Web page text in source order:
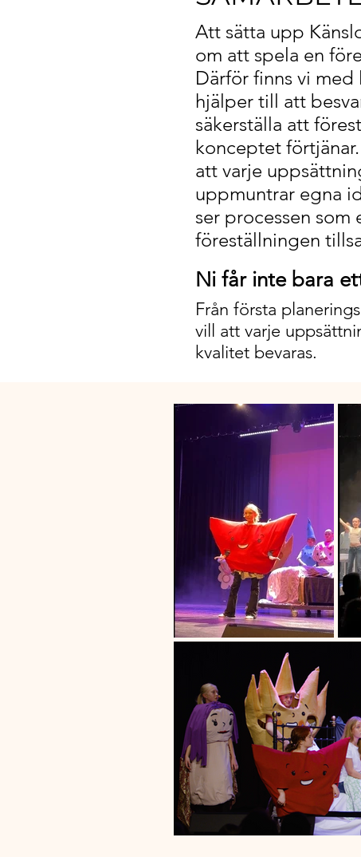
Att sätta upp
om att spela en
Därför finns vi
hjälper till att
säkerställa att
konceptet
att varje
uppmuntrar egna
ser processen
föreställningen
Ni får inte bara
Från första
vill att varje
kvalitet bevaras.